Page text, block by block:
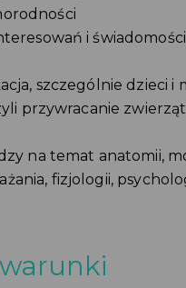
i
szczególnie dzieci i
przywracanie
na temat anatomii,
fizjologii,